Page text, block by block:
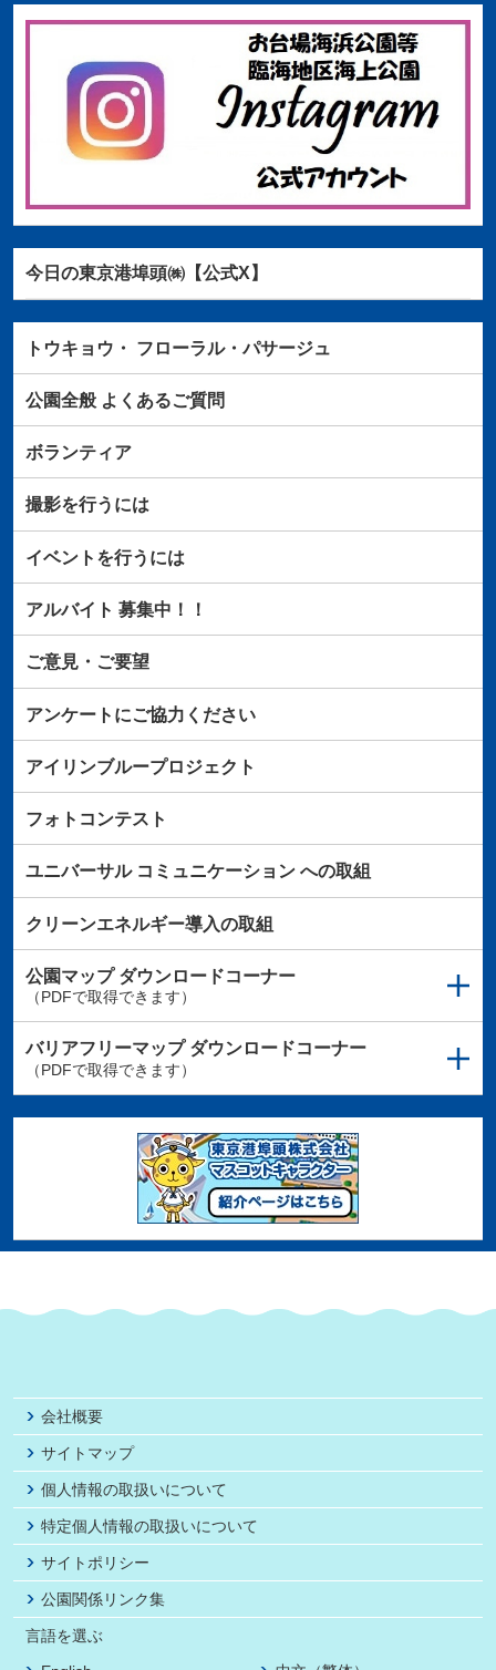
今日の東京港埠頭㈱【公式X】
トウキョウ・ フローラル・パサージュ
公園全般よくあるご質問
ボランティア
撮影を行うには
イベントを行うには
アルバイト 募集中！！
ご意見・ご要望
アンケートにご協力ください
アイリンブループロジェクト
フォトコンテスト
ユニバーサルコミュニケーションへの取組
クリーンエネルギー導入の取組
公園マップダウンロードコーナー
（PDFで取得できます）
バリアフリーマップダウンロードコーナー
（PDFで取得できます）
会社概要
サイトマップ
個人情報の取扱いについて
特定個人情報の取扱いについて
サイトポリシー
公園関係リンク集
言語を選ぶ